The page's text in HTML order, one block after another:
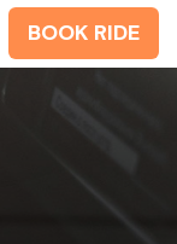
BOOK RIDE